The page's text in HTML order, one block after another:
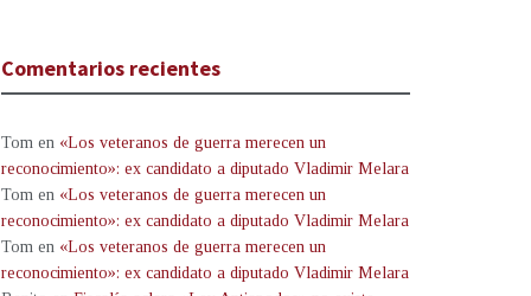
Comentarios recientes
Tom en «Los veteranos de guerra merecen un
reconocimiento»: ex candidato a diputado Vladimir Melara
Tom en «Los veteranos de guerra merecen un
reconocimiento»: ex candidato a diputado Vladimir Melara
Tom en «Los veteranos de guerra merecen un
reconocimiento»: ex candidato a diputado Vladimir Melara